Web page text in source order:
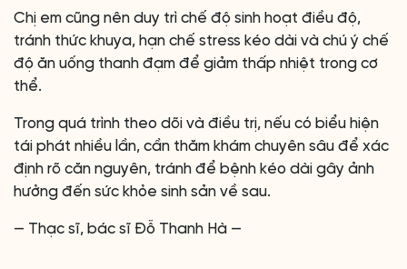
Chị em cũng nên duy trì chế độ sinh hoạt điều độ,
tránh thức khuya, hạn chế stress kéo dài và chú ý chế
độ ăn uống thanh đạm để giảm thấp nhiệt trong cơ
thể.
Trong quá trình theo dõi và điều trị, nếu có biểu hiện
tái phát nhiều lần, cần thăm khám chuyên sâu để xác
định rõ căn nguyên, tránh để bệnh kéo dài gây ảnh
hưởng đến sức khỏe sinh sản về sau.
— Thạc sĩ, bác sĩ Đỗ Thanh Hà —